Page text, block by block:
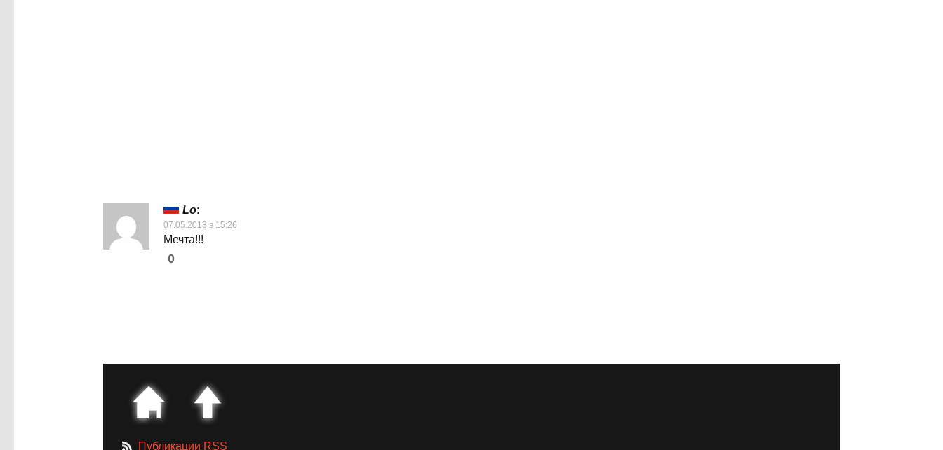
Lo:
07.05.2013 в 15:26
Мечта!!!
0
Публикации RSS